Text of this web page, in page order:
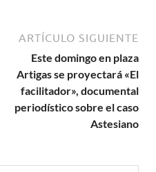
ARTÍCULO SIGUIENTE
Este domingo en plaza
Artigas se proyectará «El
facilitador», documental
periodístico sobre el caso
Astesiano